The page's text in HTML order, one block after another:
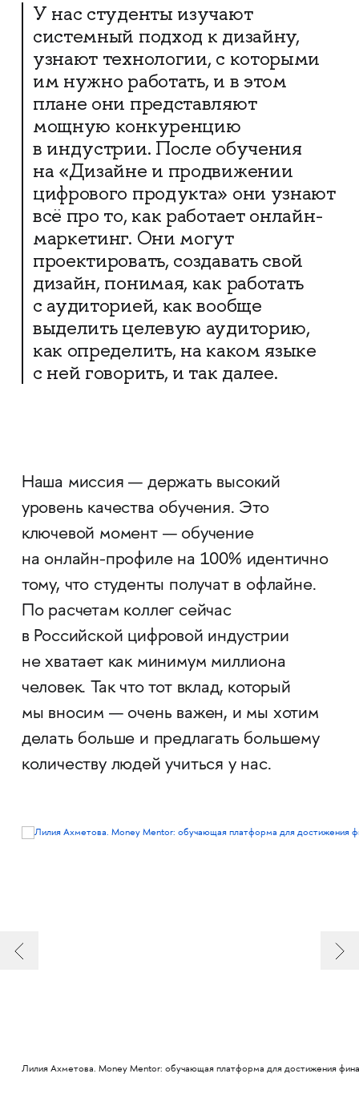
У нас студенты изучают
системный подход к дизайну,
узнают технологии, с которыми
им нужно работать, и в этом
плане они представляют
мощную конкуренцию
в индустрии. После обучения
на «Дизайне и продвижении
цифрового продукта» они узнают
всё про то, как работает онлайн-
маркетинг. Они могут
проектировать, создавать свой
дизайн, понимая, как работать
с аудиторией, как вообще
выделить целевую аудиторию,
как определить, на каком языке
с ней говорить, и так далее.
Наша миссия — держать высокий
уровень качества обучения. Это
ключевой момент — обучение
на онлайн-профиле на 100% идентично
тому, что студенты получат в офлайне.
По расчетам коллег сейчас
в Российской цифровой индустрии
не хватает как минимум миллиона
человек. Так что тот вклад, который
мы вносим — очень важен, и мы хотим
делать больше и предлагать большему
количеству людей учиться у нас.
Лилия Ахметова. Money Mentor: обучающая платформа для достижения